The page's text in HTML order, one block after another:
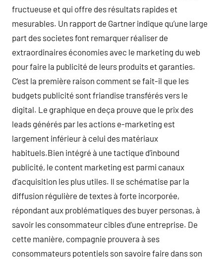
fructueuse et qui offre des résultats rapides et
mesurables. Un rapport de Gartner indique qu’une large
part des societes font remarquer réaliser de
extraordinaires économies avec le marketing du web
pour faire la publicité de leurs produits et garanties.
C’est la première raison comment se fait-il que les
budgets publicité sont friandise transférés vers le
digital. Le graphique en deça prouve que le prix des
leads générés par les actions e-marketing est
largement inférieur à celui des matériaux
habituels.Bien intégré à une tactique d’inbound
publicité, le content marketing est parmi canaux
d’acquisition les plus utiles. Il se schématise par la
diffusion régulière de textes à forte incorporée,
répondant aux problématiques des buyer personas, à
savoir les consommateur cibles d’une entreprise. De
cette manière, compagnie prouvera à ses
consommateurs potentiels son savoire faire dans son